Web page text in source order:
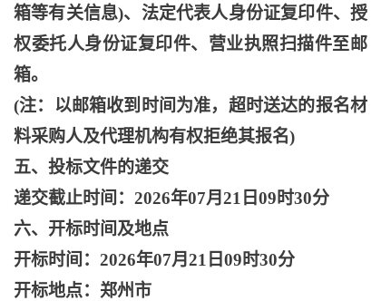
箱等有关信息)、法定代表人身份证复印件、授
权委托人身份证复印件、营业执照扫描件至邮
箱。
(注：以邮箱收到时间为准，超时送达的报名材
料采购人及代理机构有权拒绝其报名)
五、投标文件的递交
递交截止时间： 2026年07月21日09时30分
六、开标时间及地点
开标时间： 2026年07月21日09时30分
开标地点：郑州市